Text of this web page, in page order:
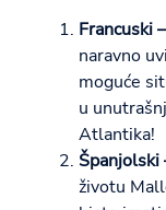
Francuski
naravno
moguće
u
Atlantika!
Španjolski
životu